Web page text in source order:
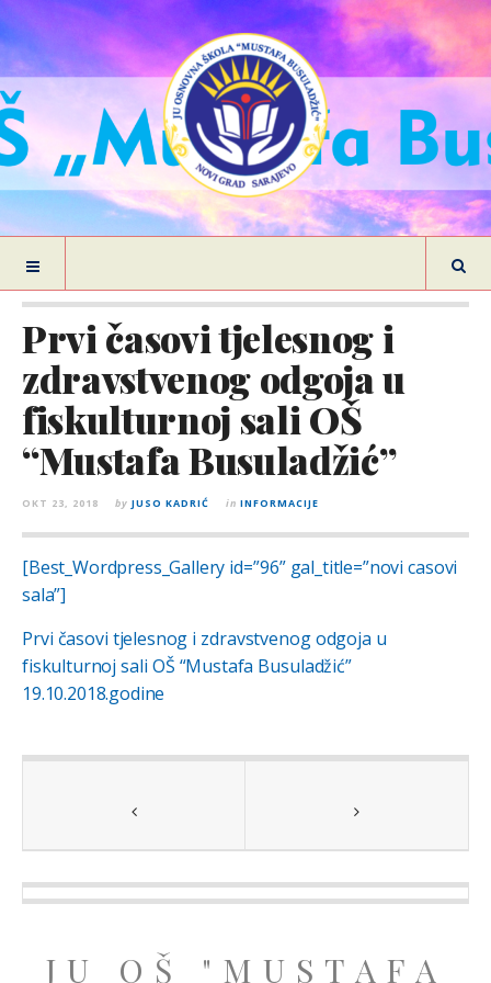
Prvi časovi tjelesnog i
zdravstvenog odgoja u
fiskulturnoj sali OŠ
“Mustafa Busuladžić”
OKT 23, 2018 by JUSO KADRIĆ in INFORMACIJE
[Best_Wordpress_Gallery id=”96” gal_title=”novi casovi
sala”]
Prvi časovi tjelesnog i zdravstvenog odgoja u
fiskulturnoj sali OŠ “Mustafa Busuladžić”
19.10.2018.godine
JU OŠ "MUSTAFA